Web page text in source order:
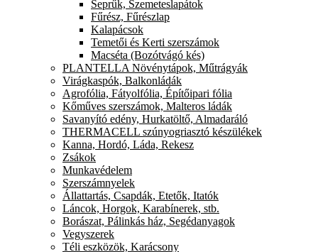
Seprűk, Szemeteslapátok
Fűrész, Fűrészlap
Kalapácsok
Temetői és Kerti szerszámok
Macséta (Bozótvágó kés)
PLANTELLA Növénytápok, Műtrágyák
Virágkaspók, Balkonládák
Agrofólia, Fátyolfólia, Építőipari fólia
Kőműves szerszámok, Malteros ládák
Savanyító edény, Hurkatöltő, Almadaráló
THERMACELL szúnyogriasztó készülékek
Kanna, Hordó, Láda, Rekesz
Zsákok
Munkavédelem
Szerszámnyelek
Állattartás, Csapdák, Etetők, Itatók
Láncok, Horgok, Karabínerek, stb.
Borászat, Pálinkás ház, Segédanyagok
Vegyszerek
Téli eszközök, Karácsony